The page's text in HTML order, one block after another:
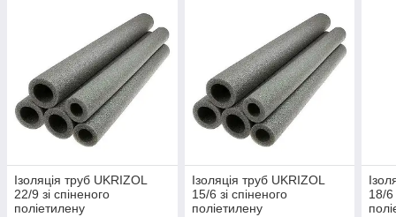
Ізоляція труб UKRIZOL
22/9 зі спіненого
поліетилену
Ізоляція труб UKRIZOL
15/6 зі спіненого
поліетилену
18/6